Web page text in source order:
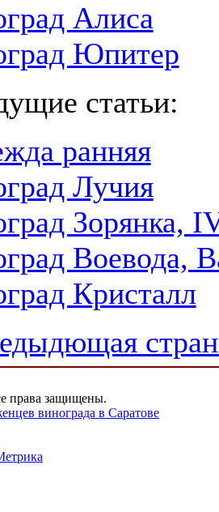
Алиса
Юпитер
статьи:
ранняя
Лучия
Зорянка,
Воевода,
Кристалл
права защищены.
винограда в Саратове